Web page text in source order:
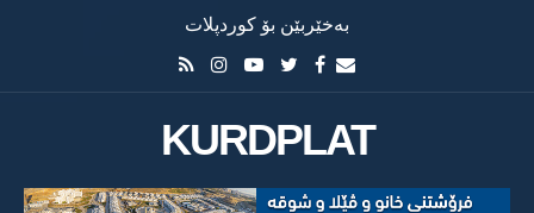
بەخێربێن بۆ کوردپلات
KURDPLAT